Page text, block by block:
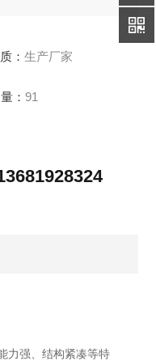
： 生产厂家
： 91
力强、结构紧凑等特